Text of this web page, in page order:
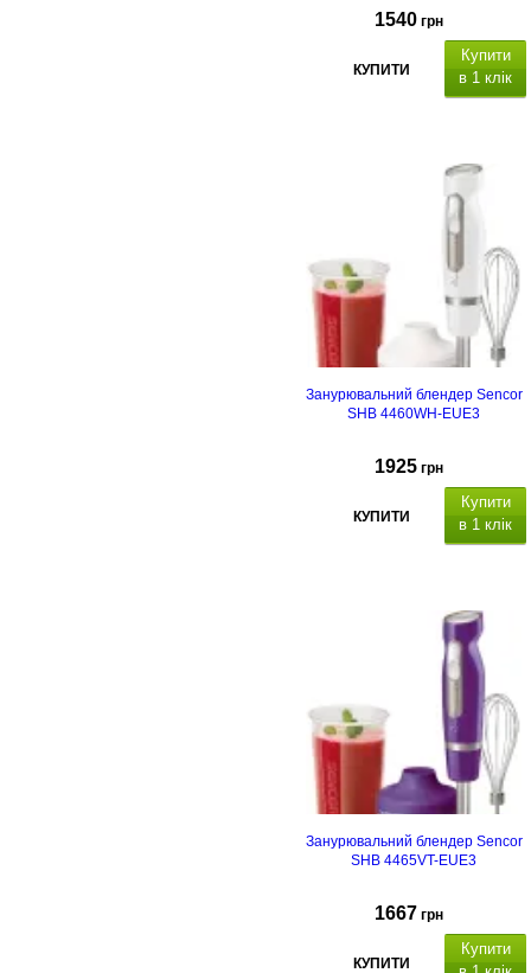
1540 грн
КУПИТИ
Купити
в 1 клік
Занурювальний блендер Sencor
SHB 4460WH-EUE3
1925 грн
КУПИТИ
Купити
в 1 клік
Занурювальний блендер Sencor
SHB 4465VT-EUE3
1667 грн
КУПИТИ
Купити